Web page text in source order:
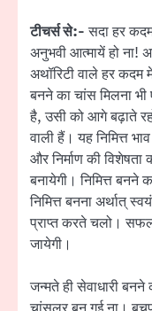
टीचर्स से:-सदा हर
अनुभवी आत्मायें हो ना!
अथॉरिटी वाले हर कदम
बनने का चांस मिलना भी
है, उसी को आगे बढ़ाते
वाली हैं। यह निमित्त
और निर्माण की
बनायेगी। निमित्त बनने
निमित्त बनना अर्थात्
प्राप्त करते चलो।
जायेगी।
जन्मते ही सेवाधारी